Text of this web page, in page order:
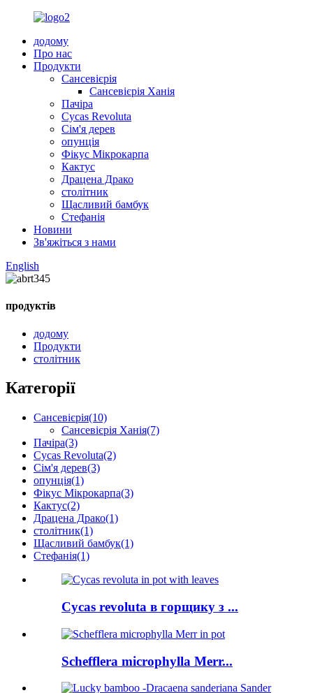
додому
Про нас
Продукти
Сансевієрія
Сансевієрія Ханія
Пачіра
Cycas Revoluta
Сім'я дерев
опунція
Фікус Мікрокарпа
Кактус
Драцена Драко
столітник
Щасливий бамбук
Стефанія
Новини
Зв'яжіться з нами
English
продуктів
додому
Продукти
столітник
Категорії
Сансевієрія(10)
Сансевієрія Ханія(7)
Пачіра(3)
Cycas Revoluta(2)
Сім'я дерев(3)
опунція(1)
Фікус Мікрокарпа(3)
Кактус(2)
Драцена Драко(1)
столітник(1)
Щасливий бамбук(1)
Стефанія(1)
Cycas revoluta в горщику з ...
Schefflera microphylla Merr...